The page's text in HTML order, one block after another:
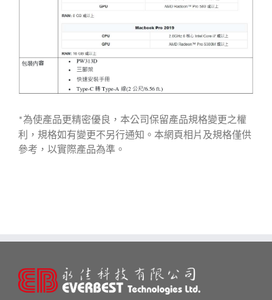
*為使產品更精密優良，本公司保留產品規格變更之權
利，規格如有變更不另行通知。本網頁相片及規格僅供
參考，以實際產品為準。